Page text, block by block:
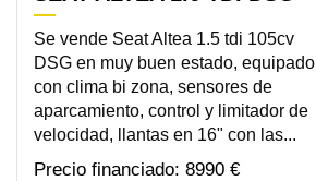
Se vende Seat Altea 1.5 tdi 105cv
DSG en muy buen estado, equipado
con clima bi zona, sensores de
aparcamiento, control y limitador de
velocidad, llantas en 16" con las...
8990 €